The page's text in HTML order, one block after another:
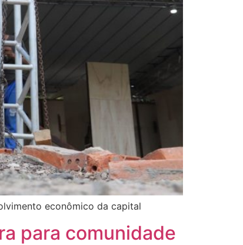
econômico da capital
para comunidade